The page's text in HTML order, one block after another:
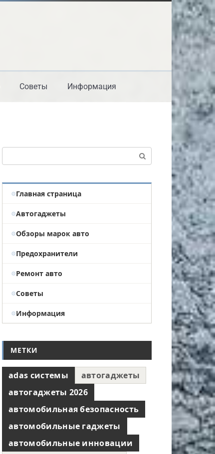
Советы Информация
Главная страница
Автогаджеты
Обзоры марок авто
Предохранители
Ремонт авто
Советы
Информация
МЕТКИ
adas системы
автогаджеты
автогаджеты 2026
автомобильная безопасность
автомобильные гаджеты
автомобильные инновации